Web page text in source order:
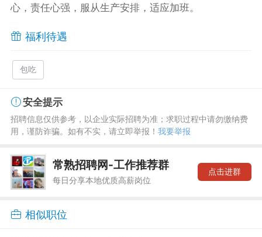
心，责任心强，服从生产安排，适应加班。
福利待遇
包吃
安全提示
招聘信息仅供参考，以企业实际招聘为准；求职过程中请勿缴纳费
用，谨防诈骗。如有不实，请立即举报！ 我要举报
常熟招聘网-工作推荐群
每日分享本地优质高薪岗位
点击进群
相似职位